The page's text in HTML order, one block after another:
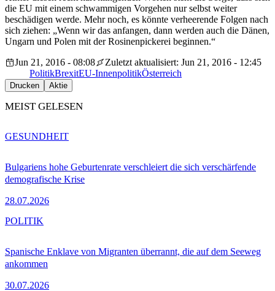
die EU mit einem schwammigen Vorgehen nur selbst weiter
beschädigen werde. Mehr noch, es könnte verheerende Folgen nach
sich ziehen: „Wenn wir das anfangen, dann werden auch die Dänen,
Ungarn und Polen mit der Rosinenpickerei beginnen.“
Jun 21, 2016 - 08:08
Zuletzt aktualisiert: Jun 21, 2016 - 12:45
PolitikBrexitEU-InnenpolitikÖsterreich
Drucken Aktie
MEIST GELESEN
Bulgariens hohe Geburtenrate verschleiert die sich verschärfende
demografische Krise
28.07.2026
GESUNDHEIT
Spanische Enklave von Migranten überrannt, die auf dem Seeweg
ankommen
30.07.2026
POLITIK